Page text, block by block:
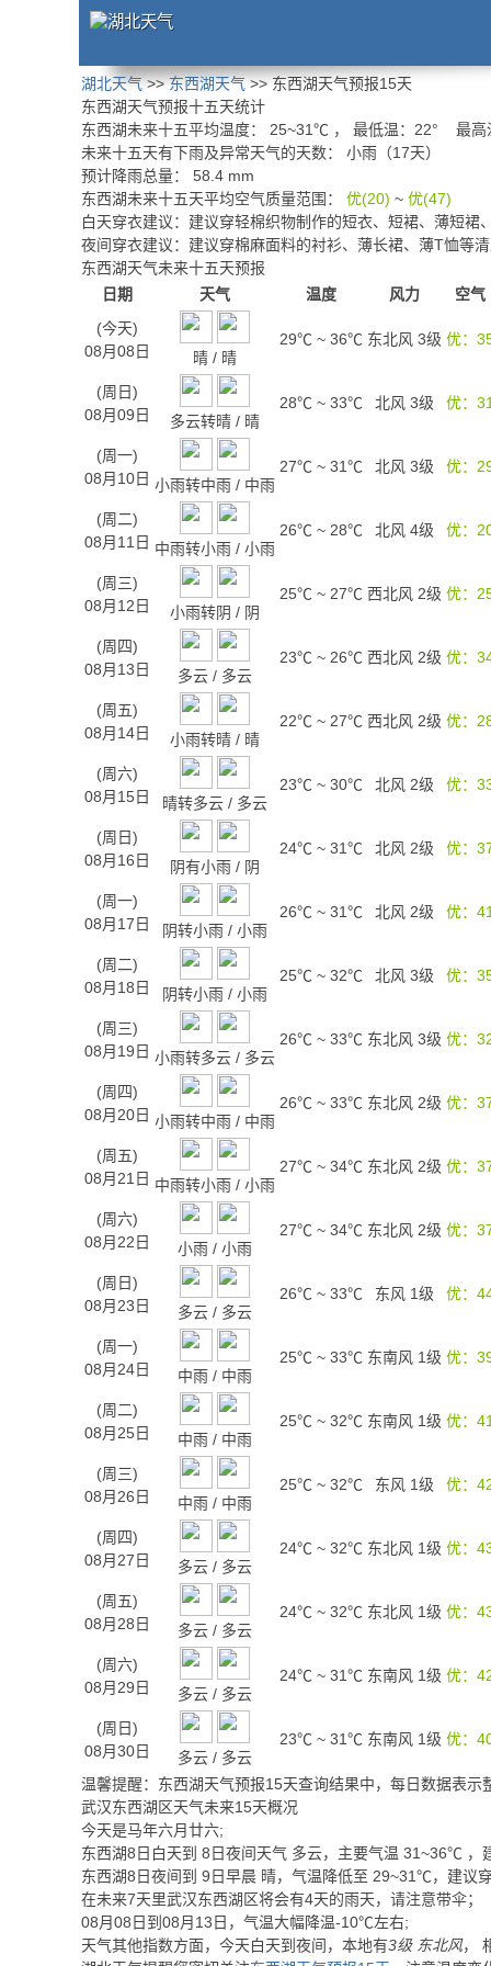
湖北天气>>东西湖天气>> 东西湖天气预报15天
东西湖天气预报十五天统计
东西湖未来十五平均温度： 25~31℃ ， 最低温： 22° 最高
未来十五天有下雨及异常天气的天数： 小雨（17天）
预计降雨总量：
58.4 mm
东西湖未来十五天平均空气质量范围： 优(20) ~ 优(47)
白天穿衣建议： 建议穿轻棉织物制作的短衣、短裙、薄短裙
夜间穿衣建议： 建议穿棉麻面料的衬衫、薄长裙、薄T恤等清
东西湖天气未来十五天预报
日期
天气 温度 风力
空气
(今天)
08月08日
晴 / 晴
29℃ ~ 36℃ 东北风 3级 优：
(周日)
08月09日
多云转晴 / 晴
28℃ ~ 33℃ 北风 3级 优：31
(周一)
08月10日 小雨转中雨 / 中雨
27℃ ~ 31℃ 北风 3级 优：
(周二)
08月11日 中雨转小雨 / 小雨
26℃ ~ 28℃ 北风 4级 优：
(周三)
08月12日
小雨转阴 / 阴
25℃ ~ 27℃ 西北风 2级 优：
(周四)
08月13日
多云 / 多云
23℃ ~ 26℃ 西北风 2级 优：
(周五)
08月14日
小雨转晴 / 晴
22℃ ~ 27℃ 西北风 2级 优：
(周六)
08月15日
晴转多云 / 多云
23℃ ~ 30℃ 北风 2级 优：
(周日)
08月16日
阴有小雨 / 阴
24℃ ~ 31℃ 北风 2级 优：
(周一)
08月17日
阴转小雨 / 小雨
26℃ ~ 31℃ 北风 2级 优：41
(周二)
08月18日
阴转小雨 / 小雨
25℃ ~ 32℃ 北风 3级 优：
(周三)
08月19日 小雨转多云 / 多云
26℃ ~ 33℃ 东北风 3级 优：
(周四)
08月20日 小雨转中雨 / 中雨
26℃ ~ 33℃ 东北风 2级 优：
(周五)
08月21日 中雨转小雨 / 小雨
27℃ ~ 34℃ 东北风 2级 优：
(周六)
08月22日
小雨 / 小雨
27℃ ~ 34℃ 东北风 2级 优：
(周日)
08月23日
多云 / 多云
26℃ ~ 33℃ 东风 1级 优：
(周一)
08月24日
中雨 / 中雨
25℃ ~ 33℃ 东南风 1级 优：
(周二)
08月25日
中雨 / 中雨
25℃ ~ 32℃ 东南风 1级 优：41
(周三)
08月26日
中雨 / 中雨
25℃ ~ 32℃ 东风 1级 优：
(周四)
08月27日
多云 / 多云
24℃ ~ 32℃ 东北风 1级 优：
(周五)
08月28日
多云 / 多云
24℃ ~ 32℃ 东北风 1级 优：
(周六)
08月29日
多云 / 多云
24℃ ~ 31℃ 东南风 1级 优：
(周日)
08月30日
多云 / 多云
23℃ ~ 31℃ 东南风 1级 优：
温馨提醒：东西湖天气预报15天查询结果中，每日数据表示
武汉东西湖区天气未来15天概况
今天是马年六月廿六;
东西湖8日白天到 8日夜间天气 多云，主要气温 31~36℃ ，
东西湖8日夜间到 9日早晨 晴，气温降低至 29~31℃，建议
在未来7天里武汉东西湖区将会有4天的雨天，请注意带伞；
08月08日到08月13日，气温大幅降温-10℃左右;
天气其他指数方面，今天白天到夜间，本地有3级 东北风，